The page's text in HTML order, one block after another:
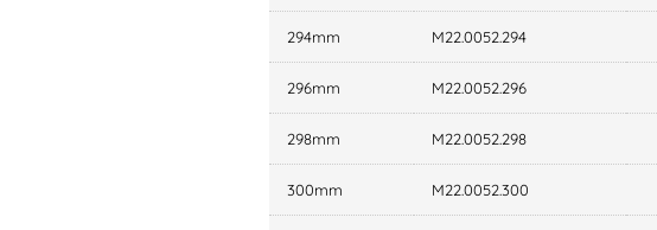
294mm M22.0052.294
296mm M22.0052.296
298mm M22.0052.298
300mm M22.0052.300